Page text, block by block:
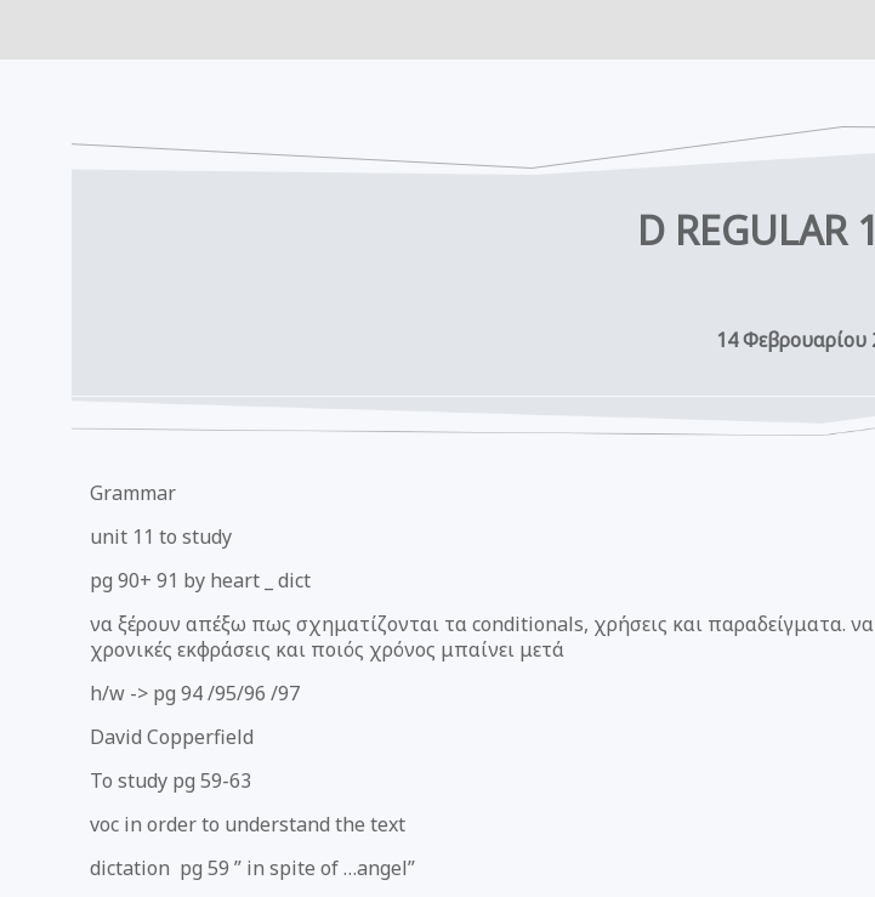
D REGULAR
14 Φεβρουαρίου
Grammar
unit 11 to study
pg 90+ 91 by heart _ dict
να ξέρουν απέξω πως σχηματίζονται τα conditionals, χρήσεις και παραδείγματα. να
χρονικές εκφράσεις και ποιός χρόνος μπαίνει μετά
h/w -> pg 94 /95/96 /97
David Copperfield
To study pg 59-63
voc in order to understand the text
dictation pg 59 ” in spite of …angel”